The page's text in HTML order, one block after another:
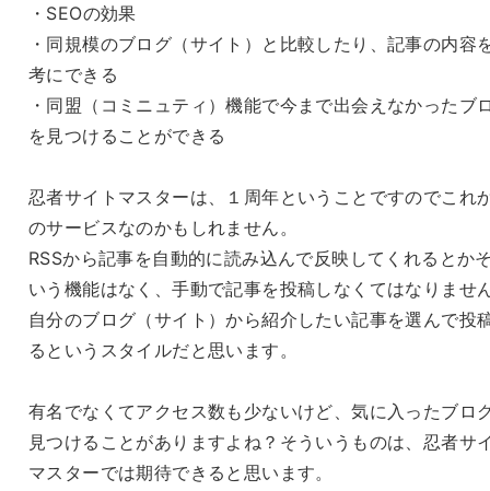
・SEOの効果
・同規模のブログ（サイト）と比較したり、記事の内容
考にできる
・同盟（コミニュティ）機能で今まで出会えなかったブ
を見つけることができる
忍者サイトマスターは、１周年ということですのでこれ
のサービスなのかもしれません。
RSSから記事を自動的に読み込んで反映してくれるとか
いう機能はなく、手動で記事を投稿しなくてはなりませ
自分のブログ（サイト）から紹介したい記事を選んで投
るというスタイルだと思います。
有名でなくてアクセス数も少ないけど、気に入ったブロ
見つけることがありますよね？そういうものは、忍者サ
マスターでは期待できると思います。